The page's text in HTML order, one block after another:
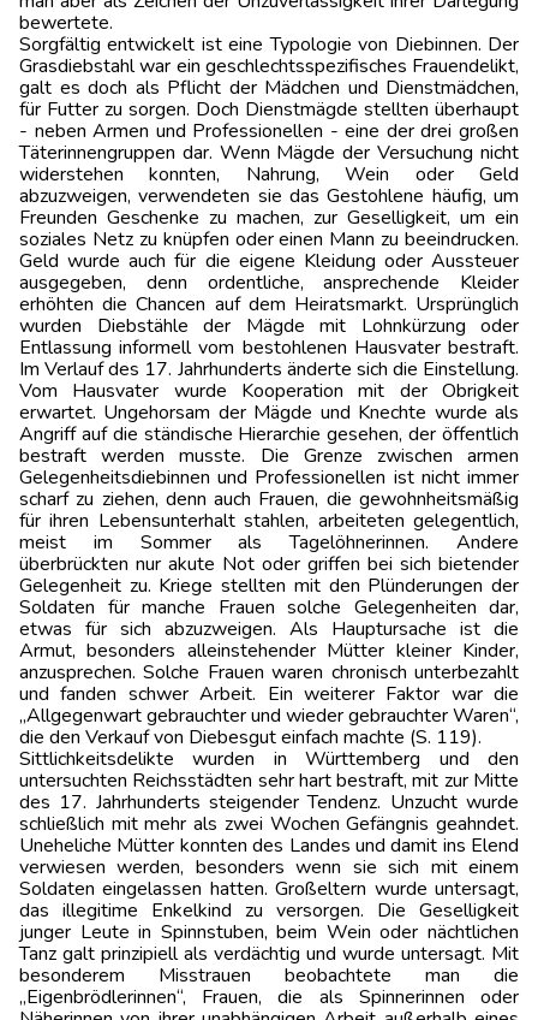
bewertete.
Sorgfältig entwickelt ist eine Typologie von Diebinnen. Der
Grasdiebstahl war ein geschlechtsspezifisches Frauendelikt,
galt es doch als Pflicht der Mädchen und Dienstmädchen,
für Futter zu sorgen. Doch Dienstmägde stellten überhaupt
- neben Armen und Professionellen - eine der drei großen
Täterinnengruppen dar. Wenn Mägde der Versuchung nicht
widerstehen konnten, Nahrung, Wein oder Geld
abzuzweigen, verwendeten sie das Gestohlene häufig, um
Freunden Geschenke zu machen, zur Geselligkeit, um ein
soziales Netz zu knüpfen oder einen Mann zu beeindrucken.
Geld wurde auch für die eigene Kleidung oder Aussteuer
ausgegeben, denn ordentliche, ansprechende Kleider
erhöhten die Chancen auf dem Heiratsmarkt. Ursprüng­lich
wurden Diebstähle der Mägde mit Lohnkürzung oder
Entlassung informell vom bestohlenen Hausvater bestraft.
Im Verlauf des 17. Jahrhunderts änderte sich die Einstellung.
Vom Hausvater wurde Kooperation mit der Obrigkeit
erwartet. Ungehorsam der Mägde und Knechte wurde als
Angriff auf die ständische Hierarchie gesehen, der öffentlich
bestraft werden musste. Die Grenze zwischen armen
Gelegenheitsdiebinnen und Professionellen ist nicht immer
scharf zu ziehen, denn auch Frauen, die gewohnheitsmäßig
für ihren Lebensunterhalt stahlen, arbeiteten gelegent­lich,
meist im Sommer als Tagelöhnerinnen. Andere
überbrückten nur akute Not oder griffen bei sich bietender
Gelegenheit zu. Kriege stellten mit den Plünderungen der
Soldaten für manche Frauen solche Gelegenheiten dar,
etwas für sich abzuzweigen. Als Hauptursache ist die
Armut, besonders alleinstehender Mütter kleiner Kinder,
anzusprechen. Solche Frauen waren chronisch unterbezahlt
und fanden schwer Arbeit. Ein weiterer Faktor war die
„Allgegenwart gebrauchter und wieder gebrauchter Waren“,
die den Verkauf von Diebesgut einfach machte (S. 119).
Sittlichkeitsdelikte wurden in Württemberg und den
untersuchten Reichsstädten sehr hart bestraft, mit zur Mitte
des 17. Jahrhunderts steigender Tendenz. Unzucht wurde
schließlich mit mehr als zwei Wochen Gefängnis geahndet.
Uneheliche Mütter konnten des Landes und damit ins Elend
verwiesen werden, besonders wenn sie sich mit einem
Soldaten eingelassen hatten. Großeltern wurde untersagt,
das illegitime Enkelkind zu versorgen. Die Geselligkeit
junger Leute in Spinn­stuben, beim Wein oder nächtlichen
Tanz galt prinzipiell als verdächtig und wurde untersagt. Mit
besonderem Misstrauen beobachtete man die
„Eigenbrödlerinnen“, Frauen, die als Spinnerinnen oder